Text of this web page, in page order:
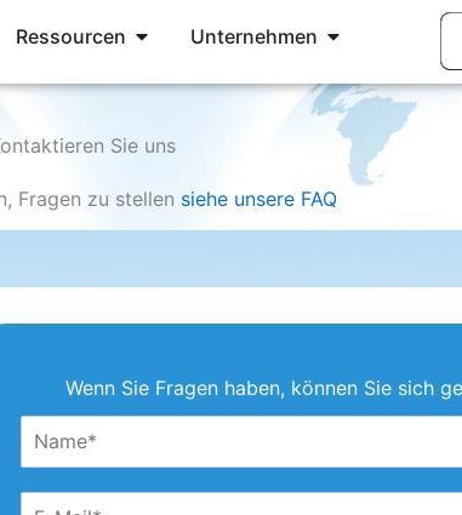
Ressourcen Offene Ressourcen
Unternehmen Open Company
Sie uns
Fragen zu stellen siehe unsere FAQ
Wenn Sie Fragen haben, können Sie sich